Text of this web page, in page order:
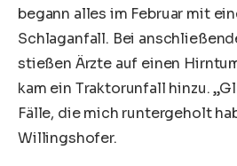
begann alles im Februar mit
Schlaganfall. Bei
stießen Ärzte auf einen
kam ein Traktorunfall hinzu.
Fälle, die mich runtergeholt
Willingshofer.